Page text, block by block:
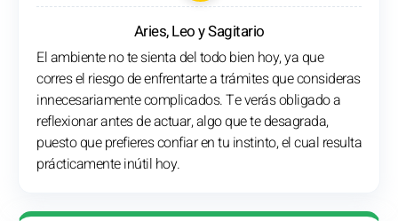
Aries, Leo y Sagitario
El ambiente no te sienta del todo bien hoy, ya que
corres el riesgo de enfrentarte a trámites que consideras
innecesariamente complicados. Te verás obligado a
reflexionar antes de actuar, algo que te desagrada,
puesto que prefieres confiar en tu instinto, el cual resulta
prácticamente inútil hoy.